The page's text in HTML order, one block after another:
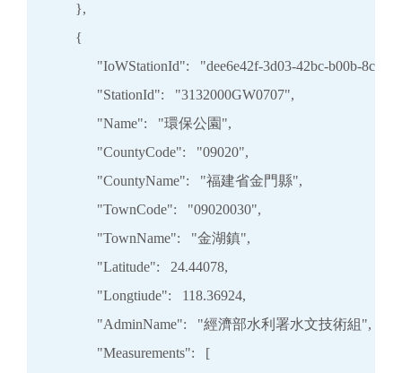
      },
      {
"IoWStationId":   "dee6e42f-3d03-42bc-b00b-
            "StationId":   "3132000GW0707",
            "Name":   "環保公園",
            "CountyCode":   "09020",
            "CountyName":   "福建省金門縣",
            "TownCode":   "09020030",
            "TownName":   "金湖鎮",
            "Latitude":   24.44078,
            "Longtiude":   118.36924,
            "AdminName":   "經濟部水利署水文技術組",
            "Measurements":   [